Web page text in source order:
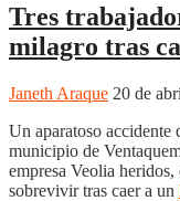
Tres
milagro tras
Janeth Araque 20 de
Un aparatoso accidente
municipio de
empresa Veolia
sobrevivir tras caer a un